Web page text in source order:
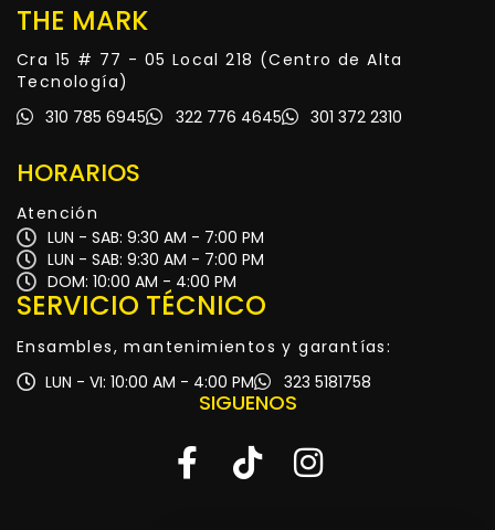
THE MARK
Cra 15 # 77 - 05 Local 218 (Centro de Alta
Tecnología)
310 785 6945
322 776 4645 301 372 2310
HORARIOS
Atención
LUN - SAB: 9:30 AM - 7:00 PM
LUN - SAB: 9:30 AM - 7:00 PM
DOM: 10:00 AM - 4:00 PM
SERVICIO TÉCNICO
Ensambles, mantenimientos y garantías:
LUN - VI: 10:00 AM - 4:00 PM
323 5181758
SIGUENOS